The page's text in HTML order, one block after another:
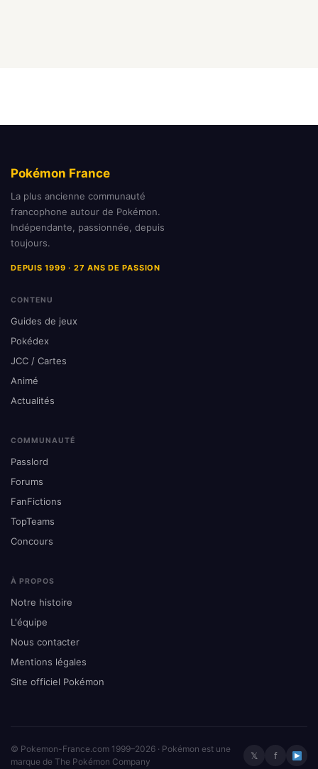
Pokémon France
La plus ancienne communauté
francophone autour de Pokémon.
Indépendante, passionnée, depuis
toujours.
DEPUIS 1999 · 27 ANS DE PASSION
CONTENU
Guides de jeux
Pokédex
JCC / Cartes
Animé
Actualités
COMMUNAUTÉ
Passlord
Forums
FanFictions
TopTeams
Concours
À PROPOS
Notre histoire
L'équipe
Nous contacter
Mentions légales
Site officiel Pokémon
© Pokemon-France.com 1999–2026 · Pokémon est une
marque de The Pokémon Company
𝕏 f